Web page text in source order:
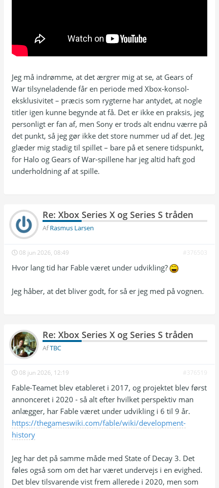
Jeg må indrømme, at det ærgrer mig at se, at Gears of
War tilsyneladende får en periode med Xbox‑konsol­
eksklusivitet – præcis som rygterne har antydet, at nogle
titler igen kunne begynde at få. Det er ikke en praksis, jeg
personligt er fan af, men Sony er trods alt endnu værre på
det punkt, så jeg gør ikke det store nummer ud af det. Jeg
glæder mig stadig til spillet – bare på et senere tidspunkt,
for Halo og Gears of War-spillene har jeg altid haft god
underholdning af at spille.
Re: Xbox Series X og Series S tråden
AfRasmus Larsen
08 jun 2026, 08:49 #376503
Hvor lang tid har Fable været under udvikling?
Jeg håber, at det bliver godt, for så er jeg med på vognen.
Re: Xbox Series X og Series S tråden
AfTBC
08 jun 2026, 12:19 #376519
Fable-Teamet blev etableret i 2017, og projektet blev først
annonceret i 2020 - så alt efter hvilket perspektiv man
anlægger, har Fable været under udvikling i 6 til 9 år.
https://thegameswiki.com/fable/wiki/development-
history
Jeg har det på samme måde med State of Decay 3. Det
føles også som om det har været undervejs i en evighed.
Det blev tilsvarende vist frem allerede i 2020, men som